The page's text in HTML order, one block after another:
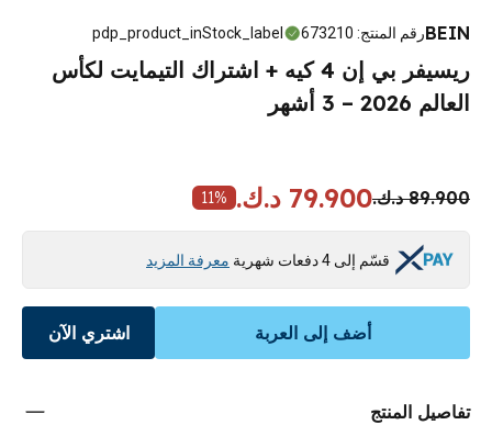
BEINرقم المنتج:
673210
pdp_product_inStock_label
ريسيفر بي إن 4 كيه + اشتراك التيمايت لكأس
العالم 2026 – 3 أشهر
89.900 د.ك. 79.900 د.ك. 11%
قسّم إلى 4 دفعات شهرية معرفة المزيد
أضف إلى العربة اشتري الآن
تفاصيل المنتج